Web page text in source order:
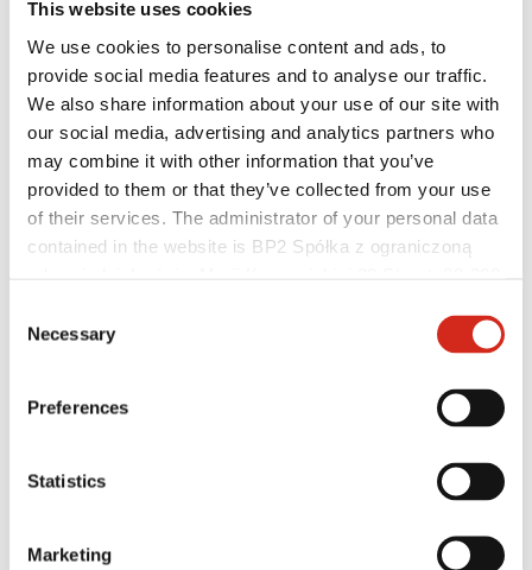
This website uses cookies
We use cookies to personalise content and ads, to
provide social media features and to analyse our traffic.
We also share information about your use of our site with
our social media, advertising and analytics partners who
may combine it with other information that you’ve
provided to them or that they’ve collected from your use
of their services. The administrator of your personal data
contained in the website is BP2 Spółka z ograniczoną
121387608.
Selection
Necessary
Preferences
Statistics
Marketing